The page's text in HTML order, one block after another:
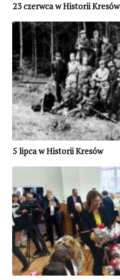
23 czerwca w Historii Kresów
5 lipca w Historii Kresów